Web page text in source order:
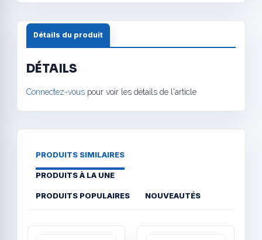
Détails du produit
DÉTAILS
Connectez-vous pour voir les détails de l'article
PRODUITS SIMILAIRES
PRODUITS À LA UNE
PRODUITS POPULAIRES NOUVEAUTÉS